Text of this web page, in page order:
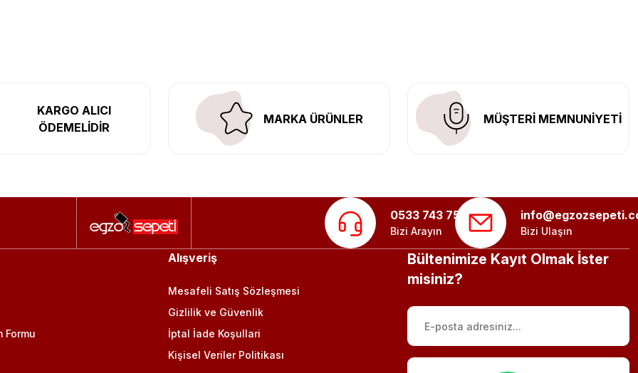
KARGO ALICI
ÖDEMELİDİR
MARKA ÜRÜNLER MÜŞTERİ MEMNUNİYETİ
0533 743 75 56
Bizi Arayın Bizi Ulaşın
Formu
Alışveriş
Mesafeli Satış Sözleşmesi
Gizlilik ve Güvenlik
İptal İade Koşullari
Kişisel Veriler Politikası
Bültenimize Kayıt Olmak İster
misiniz?